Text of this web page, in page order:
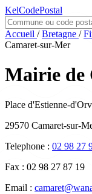
KelCodePostal
Accueil / Bretagne /
Camaret-sur-Mer
Mairie de
Place d'Estienne-
29570 Camaret-sur-
Telephone : 02 98 27
Fax : 02 98 27 87 19
Email :